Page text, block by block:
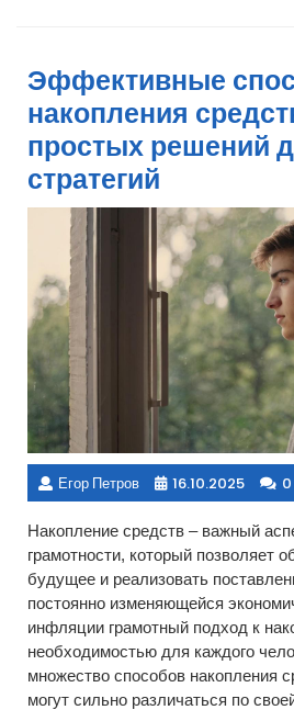
Эффективные
накопления
простых решений
стратегий
Егор Петров 16.10.2025
Накопление средств – важный
грамотности, который позволяет
будущее и реализовать
постоянно изменяющейся
инфляции грамотный подход к
необходимостью для каждого
множество способов накопления
могут сильно различаться по